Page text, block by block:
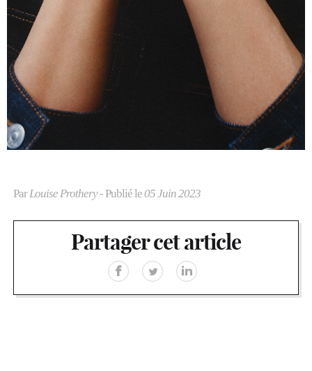
ParLouise Prothery- Publié le05 Juin 2023
Partager cet article